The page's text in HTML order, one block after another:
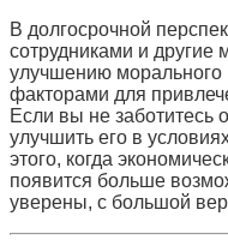
В долгосрочной
сотрудниками и
улучшению морального
факторами для
Если вы не заботитесь
улучшить его в
этого, когда
появится больше
уверены, с большой